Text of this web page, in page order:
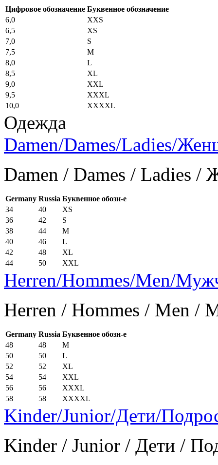
Цифровое обозначение Буквенное обозначение
6,0
XXS
6,5
XS
7,0
S
7,5
M
8,0
L
8,5
XL
9,0
XXL
9,5
XXXL
10,0
XXXXL
Одежда
Damen/Dames/Ladies/
Damen / Dames / Ladies
Germany Russia Буквенное обозн-е
34
40
XS
36
42
S
38
44
M
40
46
L
42
48
XL
44
50 XXL
Herren/Hommes/Men/
Herren / Hommes / Men /
Germany Russia Буквенное обозн-е
48
48
M
50
50
L
52
52
XL
54
54
XXL
56
56
XXXL
58
58 XXXXL
Kinder/Junior/Дети/
Kinder / Junior / Дети /